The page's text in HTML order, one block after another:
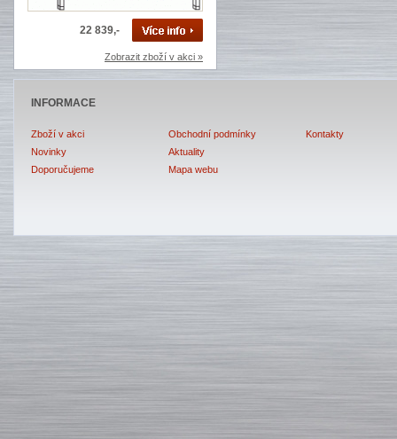
22 839,-
Zobrazit zboží v akci »
INFORMACE
Zboží v akci
Novinky
Doporučujeme
Obchodní podmínky
Aktuality
Mapa webu
Kontakty